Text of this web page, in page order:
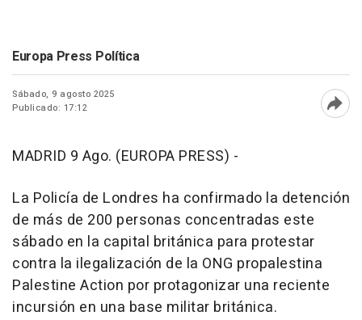
Europa Press Política
Sábado, 9 agosto 2025
Publicado: 17:12
MADRID 9 Ago. (EUROPA PRESS) -
La Policía de Londres ha confirmado la detención
de más de 200 personas concentradas este
sábado en la capital británica para protestar
contra la ilegalización de la ONG propalestina
Palestine Action por protagonizar una reciente
incursión en una base militar británica.